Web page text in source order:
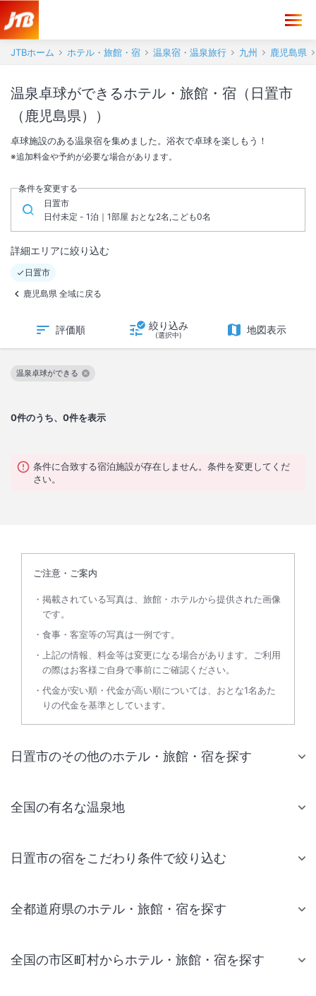
JTBホーム ホテル・旅館・宿 温泉宿・温泉旅行 九州 鹿児島県
温泉卓球ができるホテル・旅館・宿（日置市
（鹿児島県））
卓球施設のある温泉宿を集めました。浴衣で卓球を楽しもう！
※追加料金や予約が必要な場合があります。
条件を変更する
日置市
日付未定 - 1泊｜1部屋 おとな2名,こども0名
詳細エリアに絞り込む
日置市
鹿児島県 全域に戻る
評価順 絞り込み
(選択中) 地図表示
0件のうち、0件を表示
温泉卓球ができる
この絞り込み条件を解除
条件に合致する宿泊施設が存在しません。条件を変更してくだ
さい。
ご注意・ご案内
掲載されている写真は、旅館・ホテルから提供された画像
です。
食事・客室等の写真は一例です。
上記の情報、料金等は変更になる場合があります。ご利用
の際はお客様ご自身で事前にご確認ください。
代金が安い順・代金が高い順については、おとな1名あた
りの代金を基準としています。
日置市のその他のホテル・旅館・宿を探す
全国の有名な温泉地
日置市の宿をこだわり条件で絞り込む
全都道府県のホテル・旅館・宿を探す
全国の市区町村からホテル・旅館・宿を探す